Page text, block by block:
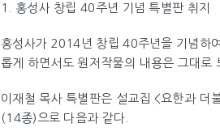
1. 홍성사 창립 40주년 기념 특별판 취지
홍성사가 2014년 창립 40주년을 기념하
롭게 하면서도 원저작물의 내용은 그대로
이재철 목사 특별판은 설교집 <요한과 더
(14종)으로 다음과 같다.